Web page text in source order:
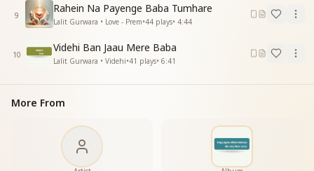
9
Rahein Na Payenge Baba Tumhare
Lalit Gurwara • Love - Prem•44 plays• 4:44
10
Videhi Ban Jaau Mere Baba
Lalit Gurwara • Videhi•41 plays• 6:41
More From